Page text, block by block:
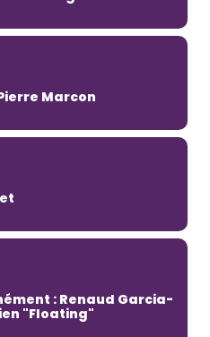
Marcon
: Renaud Garcia-
"Floating"